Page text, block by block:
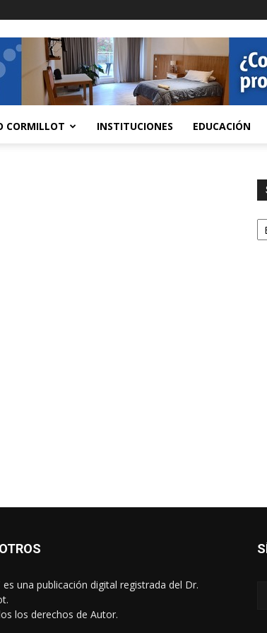
CORMILLOT INSTITUCIONES EDUCACIÓN
es una publicación digital registrada del Dr.
los derechos de Autor.